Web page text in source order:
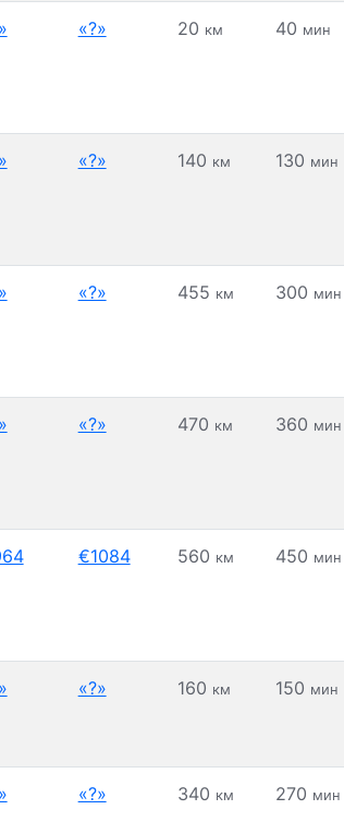
«?» 20 км 40 мин
«?» 140 км 130 мин
«?» 455 км 300 мин
«?» 470 км 360 мин
€1084 560 км 450 мин
«?» 160 км 150 мин
«?» 340 км 270 мин